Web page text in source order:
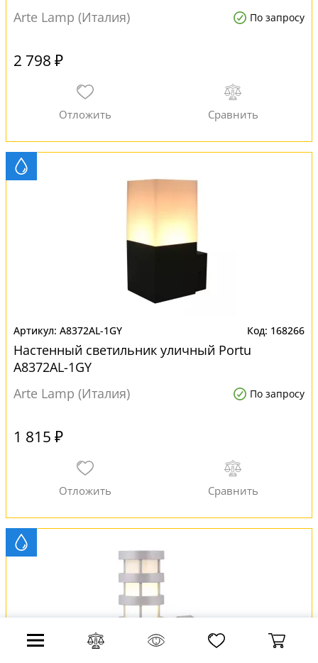
Arte Lamp (Италия)
По запросу
2 798 ₽
A8372AL-1GY 168266
Настенный светильник уличный Portu
A8372AL-1GY
Arte Lamp (Италия)
По запросу
1 815 ₽